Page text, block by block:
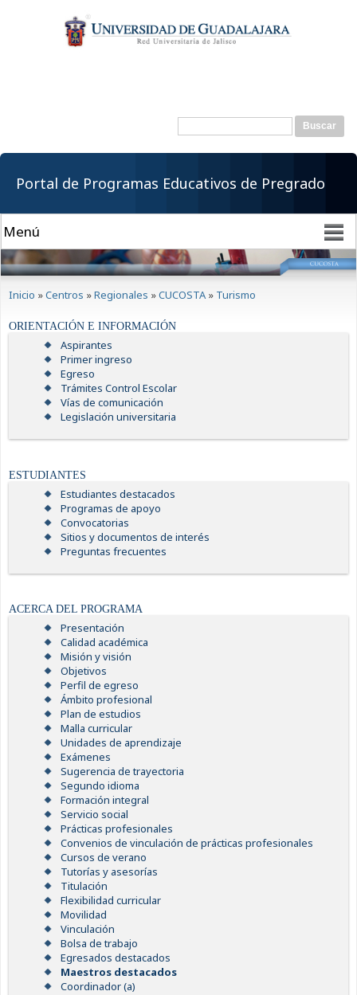
contenido
principal
Formulario de
Buscar
Portal de Programas Educativos de Pregrado
Inicio »Centros »Regionales »CUCOSTA » Turismo
ORIENTACIÓN E INFORMACIÓN
Aspirantes
Primer ingreso
Egreso
Trámites Control Escolar
Vías de comunicación
Legislación universitaria
ESTUDIANTES
Estudiantes destacados
Programas de apoyo
Convocatorias
Sitios y documentos de interés
Preguntas frecuentes
ACERCA DEL PROGRAMA
Presentación
Calidad académica
Misión y visión
Objetivos
Perfil de egreso
Ámbito profesional
Plan de estudios
Malla curricular
Unidades de aprendizaje
Exámenes
Sugerencia de trayectoria
Segundo idioma
Formación integral
Servicio social
Prácticas profesionales
Convenios de vinculación de prácticas profesionales
Cursos de verano
Tutorías y asesorías
Titulación
Flexibilidad curricular
Movilidad
Vinculación
Bolsa de trabajo
Egresados destacados
Maestros destacados
Coordinador (a)